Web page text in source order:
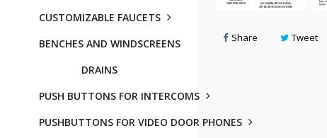
CUSTOMIZABLE FAUCETS
BENCHES AND WINDSCREENS
DRAINS
PUSH BUTTONS FOR INTERCOMS
PUSHBUTTONS FOR VIDEO DOOR PHONES
Share Tweet